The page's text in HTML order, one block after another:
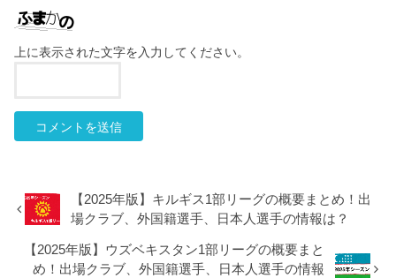
上に表示された文字を入力してください。
【2025年版】キルギス1部リーグの概要まとめ！出
場クラブ、外国籍選手、日本人選手の情報は？
【2025年版】ウズベキスタン1部リーグの概要まと
め！出場クラブ、外国籍選手、日本人選手の情報